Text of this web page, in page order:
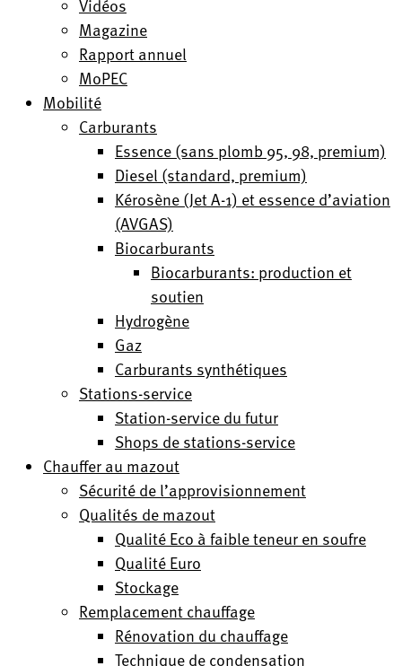
Vidéos
Magazine
Rapport annuel
MoPEC
Mobilité
Carburants
Essence (sans plomb 95, 98, premium)
Diesel (standard, premium)
Kérosène (Jet A-1) et essence d’aviation
(AVGAS)
Biocarburants
Biocarburants: production et
soutien
Hydrogène
Gaz
Carburants synthétiques
Stations-service
Station-service du futur
Shops de stations-service
Chauffer au mazout
Sécurité de l’approvisionnement
Qualités de mazout
Qualité Eco à faible teneur en soufre
Qualité Euro
Stockage
Remplacement chauffage
Rénovation du chauffage
Technique de condensation